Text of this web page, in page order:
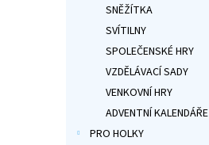
SNĚŽÍTKA
SVÍTILNY
SPOLEČENSKÉ HRY
VZDĚLÁVACÍ SADY
VENKOVNÍ HRY
ADVENTNÍ KALENDÁŘE
PRO HOLKY